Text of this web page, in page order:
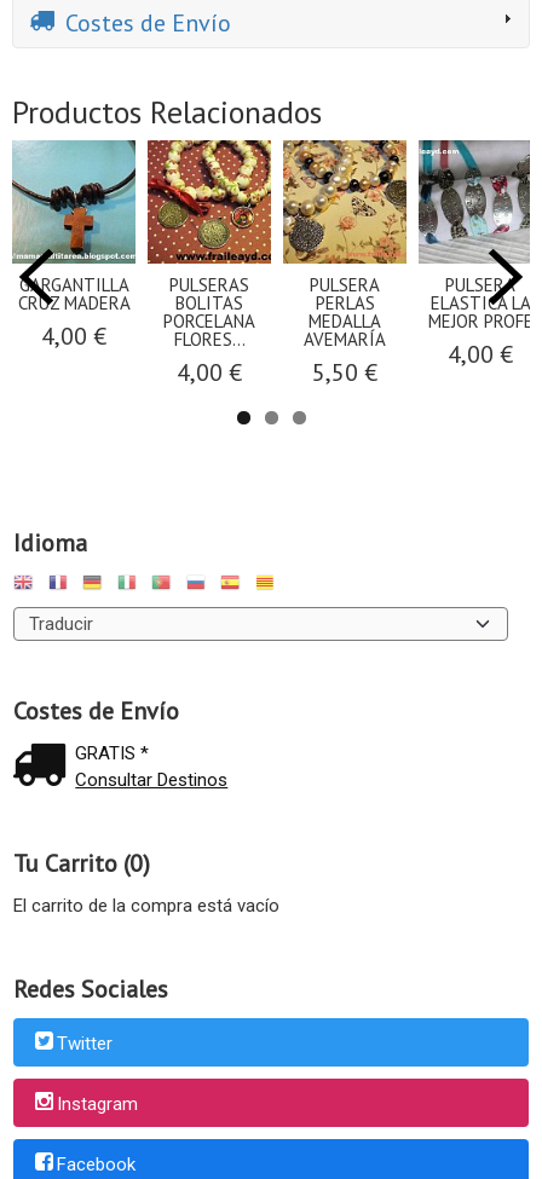
Idioma
Costes de Envío
GRATIS *
Consultar Destinos
Tu Carrito (0)
El carrito de la compra está vacío
Redes Sociales
Twitter
Instagram
Facebook
Costes de Envío
Productos Relacionados
GARGANTILLA
CRUZ MADERA
4,00 €
PULSERAS
BOLITAS
PORCELANA
FLORES...
4,00 €
PULSERA
PERLAS
MEDALLA
AVEMARÍA
5,50 €
PULSERA
ELASTICA LA
MEJOR PROFE
4,00 €